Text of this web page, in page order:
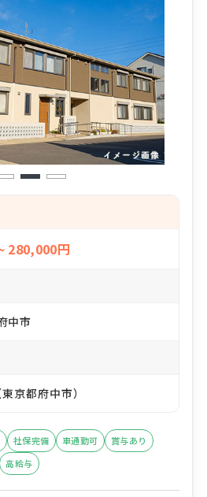
1 2 3
280,000円
中市
京都府中市）
社保完備 車通勤可
賞与あり
高給与